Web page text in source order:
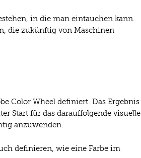
in die man eintauchen kann.
die zukünftig von Maschinen
Color Wheel definiert. Das Ergebnis
Start für das darauffolgende visuelle
anzuwenden.
definieren, wie eine Farbe im